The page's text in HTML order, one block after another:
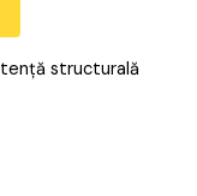
structurală